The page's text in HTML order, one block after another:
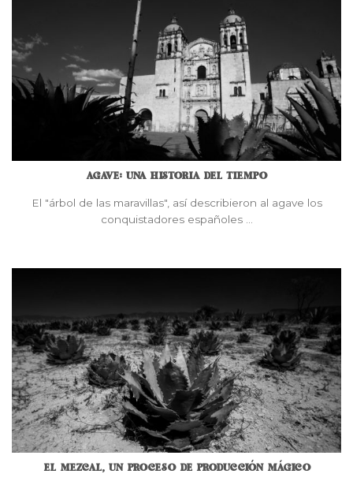
AGAVE: UNA HISTORIA DEL TIEMPO
El "árbol de las maravillas", así describieron al agave los
conquistadores españoles ...
EL MEZCAL, UN PROCESO DE PRODUCCIÓN MÁGICO